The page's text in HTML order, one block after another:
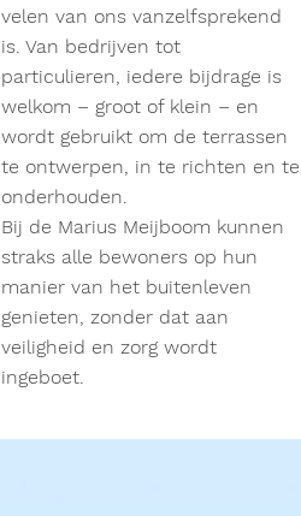
velen van ons vanzelfsprekend
is. Van bedrijven tot
particulieren, iedere bijdrage is
welkom – groot of klein – en
wordt gebruikt om de terrassen
te ontwerpen, in te richten en te
onderhouden.
Bij de Marius Meijboom kunnen
straks alle bewoners op hun
manier van het buitenleven
genieten, zonder dat aan
veiligheid en zorg wordt
ingeboet.